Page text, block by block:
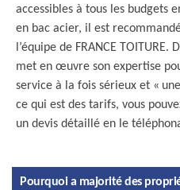
accessibles à tous les budgets
en bac acier, il est
l’équipe de FRANCE
met en œuvre son expertise
service à la fois sérieux et «
ce qui est des tarifs, vous
un devis détaillé en le
Pourquoi a majorité des